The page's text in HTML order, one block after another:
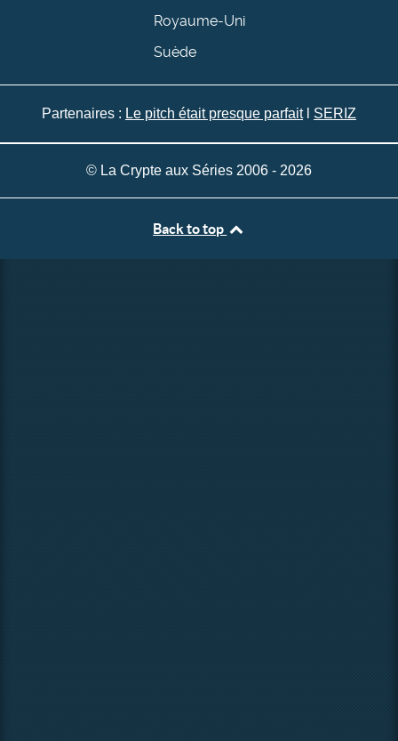
Royaume-Uni
Suède
Partenaires : Le pitch était presque parfaitl SERIZ
© La Crypte aux Séries 2006 - 2026
Back to top